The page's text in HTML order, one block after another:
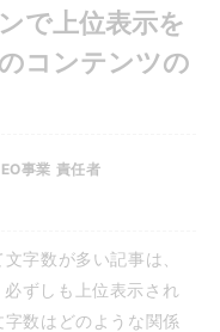
で上位表示を
コンテンツの
事業 責任者
字数が多い記事は、
ずしも上位表示され
数はどのような関係